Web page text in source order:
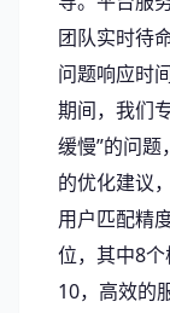
团队实时待
问题响应时
期间，我们
缓慢”的问
的优化建议
用户匹配精
位，其中8
10，高效的